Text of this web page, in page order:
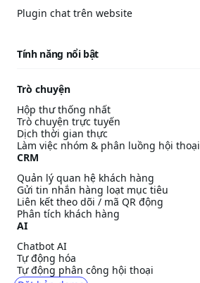
Plugin chat trên website
Tính năng nổi bật
Trò chuyện
Hộp thư thống nhất
Trò chuyện trực tuyến
Dịch thời gian thực
Làm việc nhóm & phân luồng hội thoại
CRM
Quản lý quan hệ khách hàng
Gửi tin nhắn hàng loạt mục tiêu
Liên kết theo dõi / mã QR động
Phân tích khách hàng
AI
Chatbot AI
Tự động hóa
Tự động phân công hội thoại